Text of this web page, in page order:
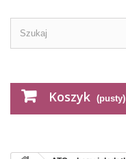
Koszyk (pusty)